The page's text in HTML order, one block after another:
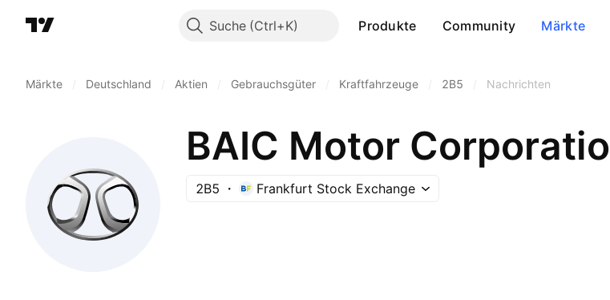
Suche Produkte Community Märkte
Märkte Deutschland Aktien Gebrauchsgüter Kraftfahrzeuge 2B5 Nachrichten
BAIC Motor
2B5 Frankfurt Stock Exchange